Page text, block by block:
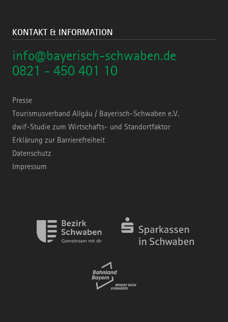
KONTAKT & INFORMATION
info@bayerisch-schwaben.de
0821 - 450 401 10
Presse
Tourismusverband Allgäu / Bayerisch-Schwaben e.V.
dwif-Studie zum Wirtschafts- und Standortfaktor
Erklärung zur Barrierefreiheit
Datenschutz
Impressum